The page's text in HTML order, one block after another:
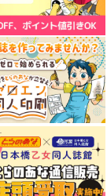
Effect
なな食堂